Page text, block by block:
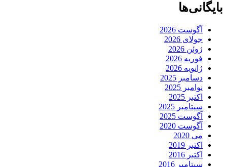
بایگانی‌ها
آگوست 2026
جولای 2026
ژوئن 2026
فوریه 2026
ژانویه 2026
دسامبر 2025
نوامبر 2025
اکتبر 2025
سپتامبر 2025
آگوست 2025
آگوست 2020
می 2020
اکتبر 2019
اکتبر 2016
سپتامبر 2016